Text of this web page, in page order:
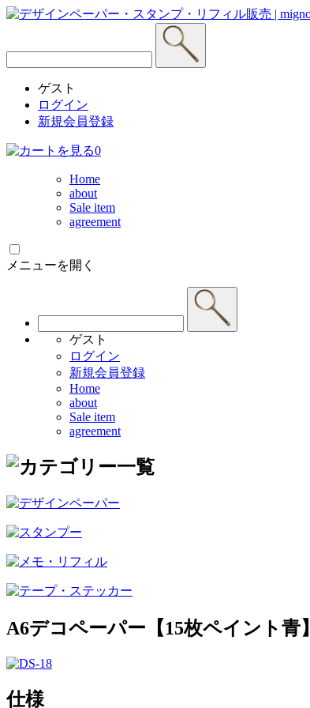
ゲスト
ログイン
新規会員登録
0
Home
about
Sale item
agreement
メニューを開く
ゲスト
ログイン
新規会員登録
Home
about
Sale item
agreement
A6デコペーパー【15枚ペイント青】
仕様